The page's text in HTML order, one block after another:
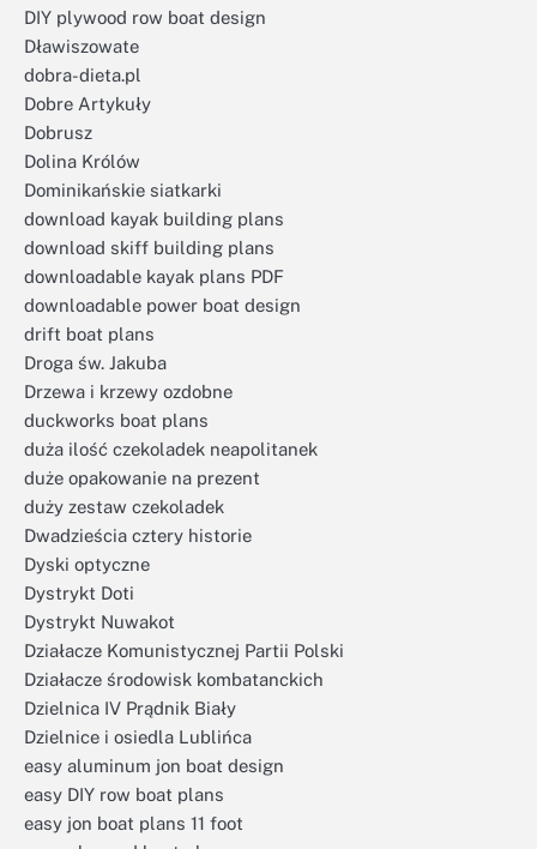
DIY plywood row boat design
Dławiszowate
dobra-dieta.pl
Dobre Artykuły
Dobrusz
Dolina Królów
Dominikańskie siatkarki
download kayak building plans
download skiff building plans
downloadable kayak plans PDF
downloadable power boat design
drift boat plans
Droga św. Jakuba
Drzewa i krzewy ozdobne
duckworks boat plans
duża ilość czekoladek neapolitanek
duże opakowanie na prezent
duży zestaw czekoladek
Dwadzieścia cztery historie
Dyski optyczne
Dystrykt Doti
Dystrykt Nuwakot
Działacze Komunistycznej Partii Polski
Działacze środowisk kombatanckich
Dzielnica IV Prądnik Biały
Dzielnice i osiedla Lublińca
easy aluminum jon boat design
easy DIY row boat plans
easy jon boat plans 11 foot